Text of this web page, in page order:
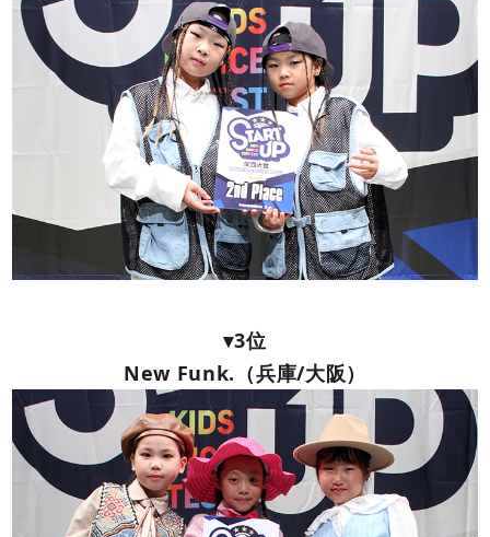
▾3位
New Funk.（兵庫/大阪）